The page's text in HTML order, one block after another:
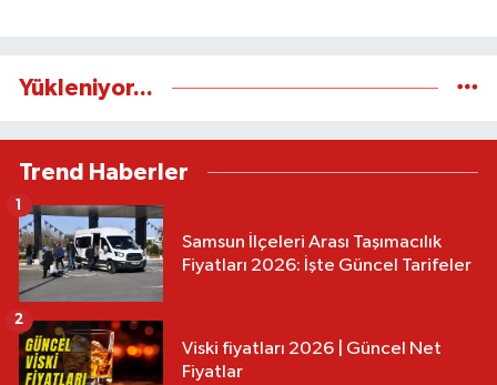
Yükleniyor...
Trend Haberler
Samsun İlçeleri Arası Taşımacılık
Fiyatları 2026: İşte Güncel Tarifeler
1
Viski fiyatları 2026 | Güncel Net
Fiyatlar
2